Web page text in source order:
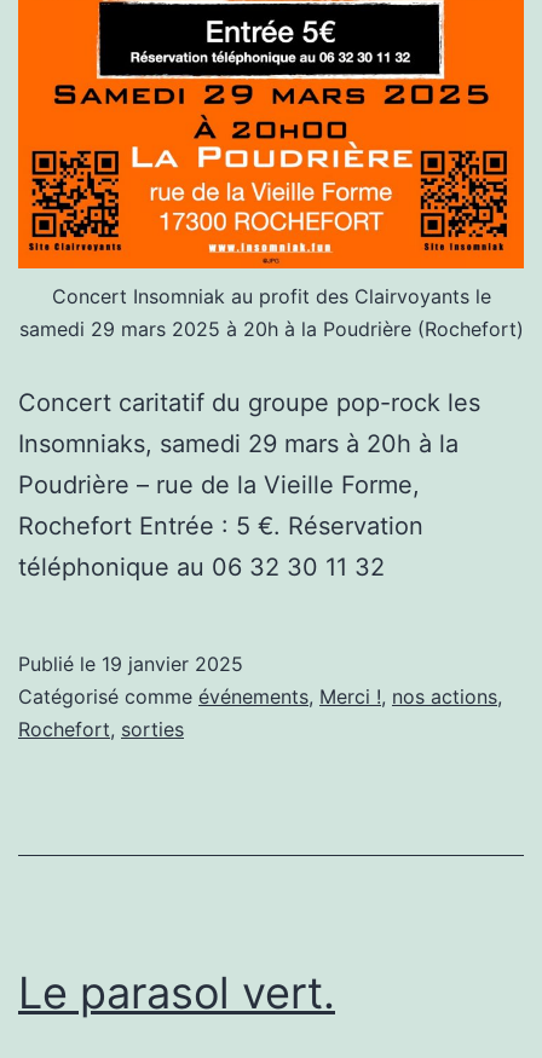
Concert Insomniak au profit des Clairvoyants le
samedi 29 mars 2025 à 20h à la Poudrière (Rochefort)
Concert caritatif du groupe pop-rock les
Insomniaks, samedi 29 mars à 20h à la
Poudrière – rue de la Vieille Forme,
Rochefort Entrée : 5 €. Réservation
téléphonique au 06 32 30 11 32
Publié le 19 janvier 2025
Catégorisé comme événements, Merci !, nos actions,
Rochefort, sorties
Le parasol vert.